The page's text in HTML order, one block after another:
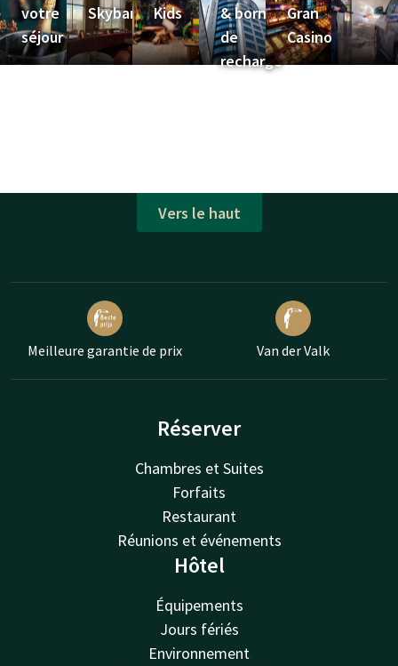
votre
séjour
Skybar
Kids
& bornes
de
recharge
Gran
Casino
Vers le haut
Meilleure garantie de prix Van der Valk
Réserver
Chambres et Suites
Forfaits
Restaurant
Réunions et événements
Hôtel
Équipements
Jours fériés
Environnement